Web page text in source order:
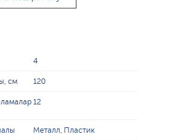
4
см 120
12
Металл, Пластик